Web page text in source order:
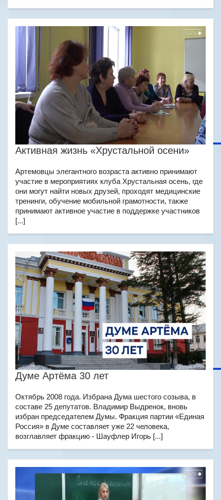
Активная жизнь «Хрустальной осени»
Артемовцы элегантного возраста активно принимают
участие в мероприятиях клуба Хрустальная осень, где
они могут найти новых друзей, проходят медицинские
тренинги, обучение мобильной грамотности, также
принимают активное участие в поддержке участников
[...]
Думе Артёма 30 лет
Октябрь 2008 года. Избрана Дума шестого созыва, в
составе 25 депутатов. Владимир Выдренок, вновь
избран председателем Думы. Фракция партии «Единая
Россия» в Думе составляет уже 22 человека,
возглавляет фракцию - Шауфлер Игорь [...]